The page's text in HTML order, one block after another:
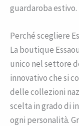
guardaroba estivo.
Perché scegliere
La boutique
unico nel settore
innovativo che si
delle collezioni
scelta in grado di
ogni personalità.